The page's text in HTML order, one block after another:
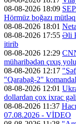
08-08-2026 18:09
Hörmüz boğazı mütləq
08-08-2026 18:01
08-08-2026 17:55 Əli
itirib
08-08-2026 12:29
müharibədən çıxış
08-08-2026 12:17
"Qarabağ-2"
08-08-2026 12:01
dollardan çox ixrac
08-08-2026 11:37
07.08.2026 - VİDEO